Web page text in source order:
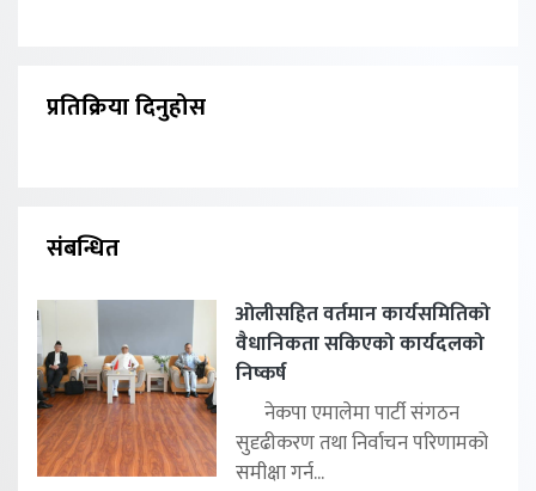
प्रतिक्रिया दिनुहोस
संबन्धित
ओलीसहित वर्तमान कार्यसमितिको
वैधानिकता सकिएको कार्यदलको
निष्कर्ष
नेकपा एमालेमा पार्टी संगठन
सुदृढीकरण तथा निर्वाचन परिणामको
समीक्षा गर्न...